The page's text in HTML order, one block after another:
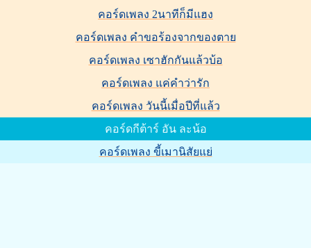
คอร์ดเพลง 2นาทีก็มีแฮง
คอร์ดเพลง คำขอร้องจากของตาย
คอร์ดเพลง เซาฮักกันแล้วบ้อ
คอร์ดเพลง แค่คำว่ารัก
คอร์ดเพลง วันนี้เมื่อปีที่แล้ว
คอร์ดกีต้าร์ อัน ละน้อ
คอร์ดเพลง ขี้เมานิสัยแย่